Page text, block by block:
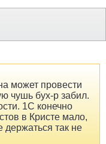
может провести
чушь бух-р забил.
1С конечно
в Кристе мало,
держаться так не